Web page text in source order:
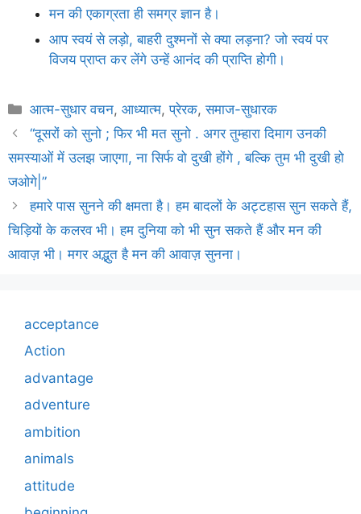
मन की एकाग्रता ही समग्र ज्ञान है।
आप स्वयं से लड़ो, बाहरी दुश्मनों से क्या लड़ना? जो स्वयं पर
विजय प्राप्त कर लेंगे उन्हें आनंद की प्राप्ति होगी।
Categories
आत्म-सुधार वचन,आध्यात्म,प्रेरक,समाज-सुधारक
“दूसरों को सुनो ; फिर भी मत सुनो . अगर तुम्हारा दिमाग उनकी
समस्याओं में उलझ जाएगा, ना सिर्फ वो दुखी होंगे , बल्कि तुम भी दुखी हो
जओगे|”
हमारे पास सुनने की क्षमता है। हम बादलों के अट्टहास सुन सकते हैं,
चिड़ियों के कलरव भी। हम दुनिया को भी सुन सकते हैं और मन की
आवाज़ भी। मगर अद्भुत है मन की आवाज़ सुनना।
acceptance
Action
advantage
adventure
ambition
animals
attitude